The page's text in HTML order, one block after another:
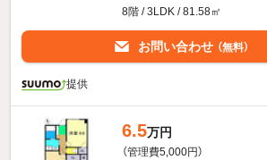
8階 / 3LDK / 81.58㎡
お問い合わせ （無料）
提供
6.5万円
（管理費5,000円）